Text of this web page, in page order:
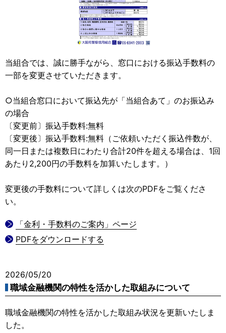
当組合では、誠に勝手ながら、窓口における振込手数料の
一部を変更させていただきます。
○当組合窓口において振込先が「当組合あて」のお振込み
の場合
〔変更前〕振込手数料:無料
〔変更後〕振込手数料:無料（ご依頼いただく振込件数が、
同一日または複数日にわたり合計20件を超える場合は、1回
あたり2,200円の手数料を加算いたします。）
変更後の手数料について詳しくは次のPDFをご覧くださ
い。
「金利・手数料のご案内」ページ
PDFをダウンロードする
2026/05/20
職域金融機関の特性を活かした取組みについて
職域金融機関の特性を活かした取組み状況を更新いたしま
した。